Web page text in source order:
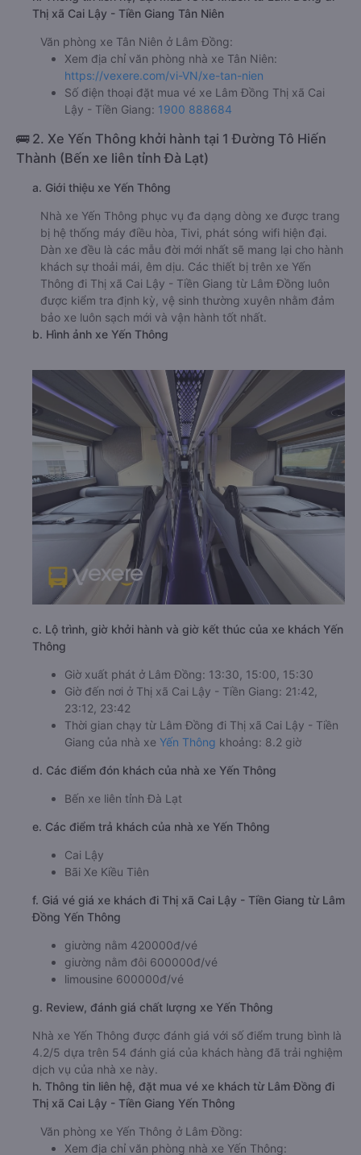
Thị xã Cai Lậy - Tiền Giang Tân Niên
Văn phòng xe Tân Niên ở Lâm Đồng:
Xem địa chỉ văn phòng nhà xe Tân Niên:
https://vexere.com/vi-VN/xe-tan-nien
Số điện thoại đặt mua vé xe Lâm Đồng Thị xã Cai
Lậy - Tiền Giang: 1900 888684
🚌 2. Xe Yến Thông khởi hành tại 1 Đường Tô Hiến
Thành (Bến xe liên tỉnh Đà Lạt)
a. Giới thiệu xe Yến Thông
Nhà xe Yến Thông phục vụ đa dạng dòng xe được trang
bị hệ thống máy điều hòa, Tivi, phát sóng wifi hiện đại.
Dàn xe đều là các mẫu đời mới nhất sẽ mang lại cho hành
khách sự thoải mái, êm dịu. Các thiết bị trên xe Yến
Thông đi Thị xã Cai Lậy - Tiền Giang từ Lâm Đồng luôn
được kiểm tra định kỳ, vệ sinh thường xuyên nhằm đảm
bảo xe luôn sạch mới và vận hành tốt nhất.
b. Hình ảnh xe Yến Thông
c. Lộ trình, giờ khởi hành và giờ kết thúc của xe khách Yến
Thông
Giờ xuất phát ở Lâm Đồng: 13:30, 15:00, 15:30
Giờ đến nơi ở Thị xã Cai Lậy - Tiền Giang: 21:42,
23:12, 23:42
Thời gian chạy từ Lâm Đồng đi Thị xã Cai Lậy - Tiền
Giang của nhà xe Yến Thông khoảng: 8.2 giờ
d. Các điểm đón khách của nhà xe Yến Thông
Bến xe liên tỉnh Đà Lạt
e. Các điểm trả khách của nhà xe Yến Thông
Cai Lậy
Bãi Xe Kiều Tiên
f. Giá vé giá xe khách đi Thị xã Cai Lậy - Tiền Giang từ Lâm
Đồng Yến Thông
giường nằm 420000đ/vé
giường nằm đôi 600000đ/vé
limousine 600000đ/vé
g. Review, đánh giá chất lượng xe Yến Thông
Nhà xe Yến Thông được đánh giá với số điểm trung bình là
4.2/5 dựa trên 54 đánh giá của khách hàng đã trải nghiệm
dịch vụ của nhà xe này.
h. Thông tin liên hệ, đặt mua vé xe khách từ Lâm Đồng đi
Thị xã Cai Lậy - Tiền Giang Yến Thông
Văn phòng xe Yến Thông ở Lâm Đồng:
Xem địa chỉ văn phòng nhà xe Yến Thông: